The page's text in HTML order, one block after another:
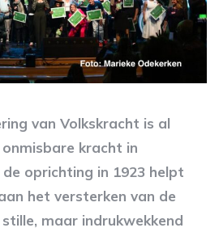
van Volkskracht is al
kracht in
oprichting in 1923 helpt
het versterken van de
maar indrukwekkend